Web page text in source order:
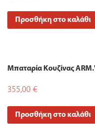
Προσθήκη στο καλάθι
Μπαταρία Κουζίνας
355,00 €
Προσθήκη στο καλάθι